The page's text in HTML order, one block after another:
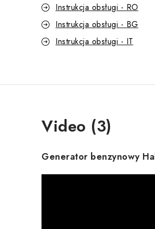
Instrukcja obsługi - RO
Instrukcja obsługi - BG
Instrukcja obsługi - IT
Video (3)
Generator benzynowy